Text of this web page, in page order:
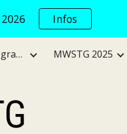
to navigationInfos
MWST Seminar 2026 - Programm MWSTG 2025